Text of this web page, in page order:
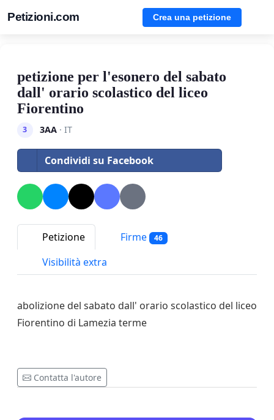
Petizioni.com Crea una petizione
petizione per l'esonero del sabato
dall' orario scolastico del liceo
Fiorentino
3 3AA· IT
Condividi su Facebook
Petizione Firme 46
Visibilità extra
abolizione del sabato dall' orario scolastico del liceo
Fiorentino di Lamezia terme
Contatta l'autore